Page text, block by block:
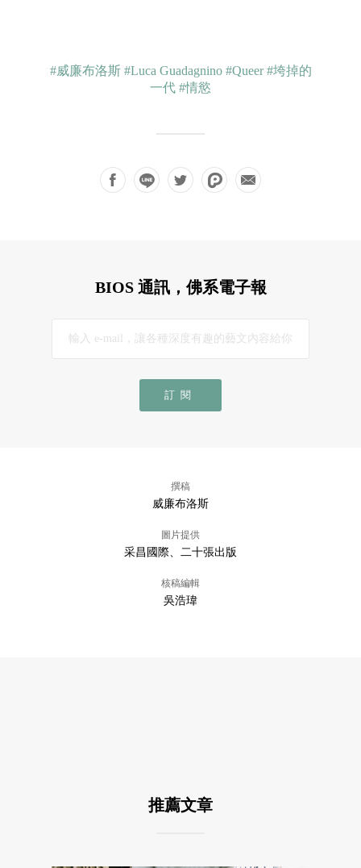
#威廉布洛斯 #Luca Guadagnino #Queer #垮掉的
一代 #情慾
BIOS 通訊，佛系電子報
訂閱
撰稿
威廉布洛斯
圖片提供
采昌國際、二十張出版
核稿編輯
吳浩瑋
推薦文章